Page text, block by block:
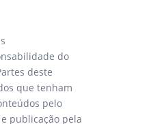
do
deste
que tenham
pelo
publicação pela